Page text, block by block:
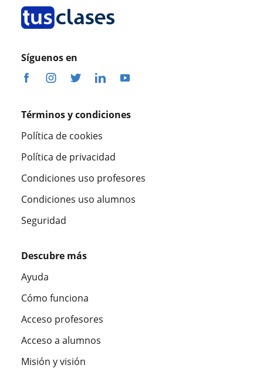
Síguenos en
Términos y condiciones
Política de cookies
Política de privacidad
Condiciones uso profesores
Condiciones uso alumnos
Seguridad
Descubre más
Ayuda
Cómo funciona
Acceso profesores
Acceso a alumnos
Misión y visión